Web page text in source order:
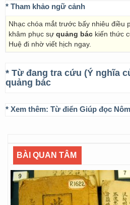
* Tham khảo ngữ cảnh
Nhạc chóa mắt trước bấy nhiêu điều
khâm phục sự quảng bác kiến thức
Huệ đi nhờ viết hịch ngay.
* Từ đang tra cứu (Ý nghĩa
quảng bác
* Xem thêm: Từ điển Giúp đọc
BÀI QUAN TÂM